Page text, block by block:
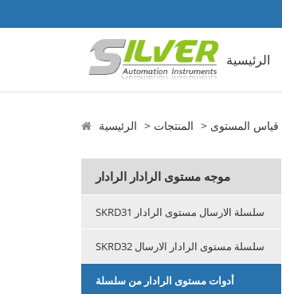
الرئيسية
الرئيسية المنتجات قياس المستوى
موجه مستوى الرادار الرادار
SKRD31 سلسلة الارسال مستوى الرادار
SKRD32 سلسلة مستوى الرادار الارسال
أدوات مستوى الرادار من سلسلة